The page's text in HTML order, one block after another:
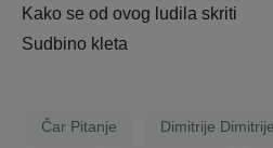
Kako se od ovog ludila skriti
Sudbino kleta
Čar Pitanje Dimitrije